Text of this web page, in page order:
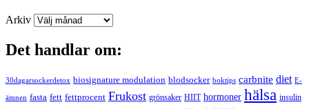
Arkiv
Det handlar om:
30dagarsockerdetox biosignature modulation blodsocker boktips carbnite diet E-
ämnen fasta fett fettprocent Frukost grönsaker HIIT hormoner hälsa insulin